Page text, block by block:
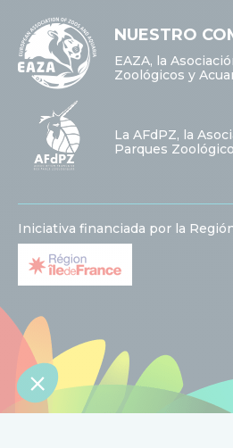
NUESTRO
EAZA, la
Zoológicos y
La AFdPZ, la
Parques
Iniciativa financiada por la